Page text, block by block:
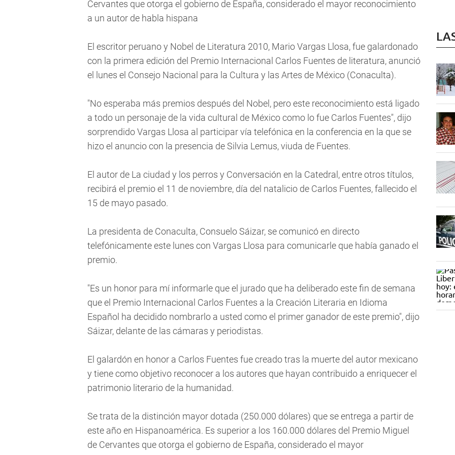
Cervantes que otorga el gobierno de España, considerado el mayor reconocimiento
a un autor de habla hispana
El escritor peruano y Nobel de Literatura 2010, Mario Vargas Llosa, fue galardonado
con la primera edición del Premio Internacional Carlos Fuentes de literatura, anunció
el lunes el Consejo Nacional para la Cultura y las Artes de México (Conaculta).
"No esperaba más premios después del Nobel, pero este reconocimiento está ligado
a todo un personaje de la vida cultural de México como lo fue Carlos Fuentes", dijo
sorprendido Vargas Llosa al participar vía telefónica en la conferencia en la que se
hizo el anuncio con la presencia de Silvia Lemus, viuda de Fuentes.
El autor de La ciudad y los perros y Conversación en la Catedral, entre otros títulos,
recibirá el premio el 11 de noviembre, día del natalicio de Carlos Fuentes, fallecido el
15 de mayo pasado.
La presidenta de Conaculta, Consuelo Sáizar, se comunicó en directo
telefónicamente este lunes con Vargas Llosa para comunicarle que había ganado el
premio.
"Es un honor para mí informarle que el jurado que ha deliberado este fin de semana
que el Premio Internacional Carlos Fuentes a la Creación Literaria en Idioma
Español ha decidido nombrarlo a usted como el primer ganador de este premio", dijo
Sáizar, delante de las cámaras y periodistas.
El galardón en honor a Carlos Fuentes fue creado tras la muerte del autor mexicano
y tiene como objetivo reconocer a los autores que hayan contribuido a enriquecer el
patrimonio literario de la humanidad.
Se trata de la distinción mayor dotada (250.000 dólares) que se entrega a partir de
este año en Hispanoamérica. Es superior a los 160.000 dólares del Premio Miguel
de Cervantes que otorga el gobierno de España, considerado el mayor